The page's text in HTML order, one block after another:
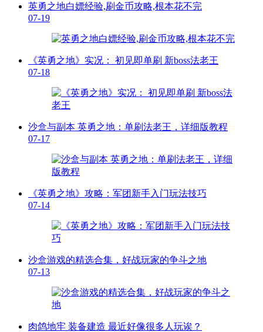
英勇之地白嫖经验,刷金币攻略,根本花不完
07-19
《英勇之地》实况： 初见即单刷 新boss法老王
07-18
沙盒与副本 英勇之地：单刷法老王，详细版教程
07-17
《英勇之地》攻略：军团新手入门玩法技巧
07-14
沙盒游戏的精选合集，好战玩家的争斗之地
07-13
肉鸽地牢 装备建造 最近好像很多人玩诶？